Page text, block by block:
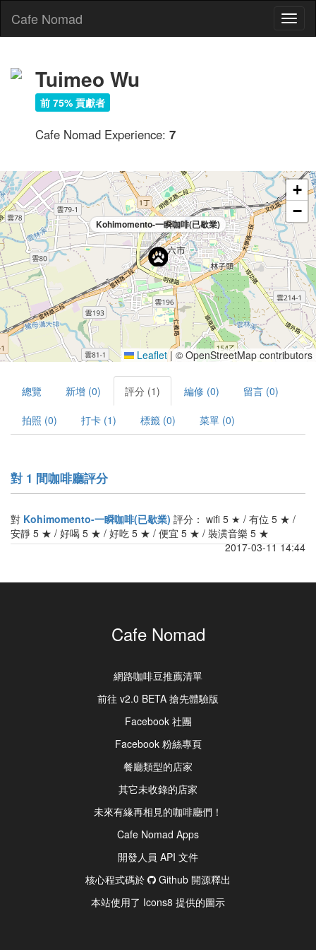
Cafe Nomad
Tuimeo Wu
前 75% 貢獻者
Cafe Nomad Experience: 7
Kohimomento-一瞬咖啡(已歇業)
+
−
Leaflet |© OpenStreetMap contributors
總覽 新增 (0) 評分 (1) 編修 (0) 留言 (0)
拍照 (0) 打卡 (1) 標籤 (0) 菜單 (0)
對 1 間咖啡廳評分
對 Kohimomento-一瞬咖啡(已歇業) 評分： wifi 5 ★ / 有位 5 ★ /
安靜 5 ★ / 好喝 5 ★ / 好吃 5 ★ / 便宜 5 ★ / 裝潢音樂 5 ★
2017-03-11 14:44
Cafe Nomad
網路咖啡豆推薦清單
前往 v2.0 BETA 搶先體驗版
Facebook 社團
Facebook 粉絲專頁
餐廳類型的店家
其它未收錄的店家
未來有緣再相見的咖啡廳們！
Cafe Nomad Apps
開發人員 API 文件
核心程式碼於
Github 開源釋出
本站使用了 Icons8 提供的圖示